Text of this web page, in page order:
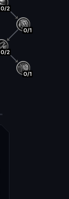
0/1
0/1
0/2
0/2